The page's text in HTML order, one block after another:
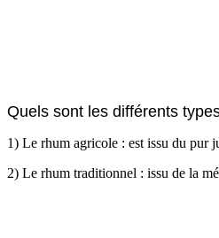
Quels sont les différents
1) Le rhum agricole : est issu du pur
2) Le rhum traditionnel : issu de la